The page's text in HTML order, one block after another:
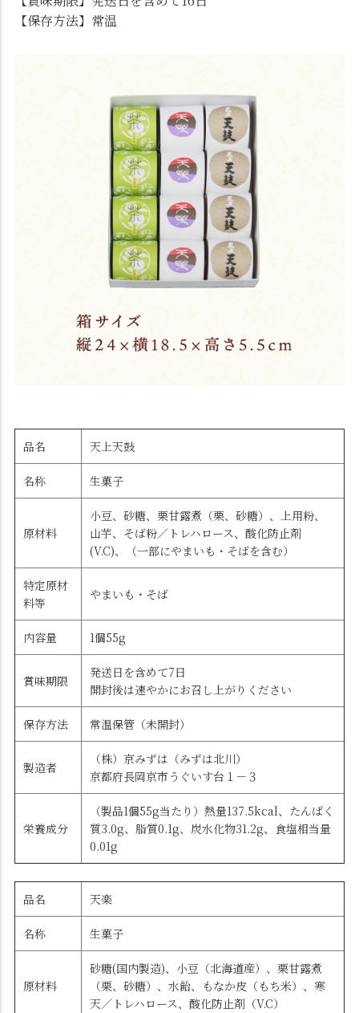
【保存方法】常温
品名 天上天鼓
名称 生菓子
原材料
小豆、砂糖、栗甘露煮（栗、砂糖）、上用粉、
山芋、そば粉／トレハロース、酸化防止剤
(V.C)、（一部にやまいも・そばを含む）
特定原材
料等
やまいも・そば
内容量 1個55g
賞味期限
発送日を含めて7日
開封後は速やかにお召し上がりください
保存方法 常温保管（未開封）
製造者
（株）京みずは（みずは北川）
京都府長岡京市うぐいす台１－３
栄養成分
（製品1個55g当たり）熱量137.5kcal、たんぱく
質3.0g、脂質0.1g、炭水化物31.2g、食塩相当量
0.01g
品名 天楽
名称 生菓子
原材料
砂糖(国内製造)、小豆（北海道産）、栗甘露煮
（栗、砂糖）、水飴、もなか皮（もち米）、寒
天／トレハロース、酸化防止剤（V.C）